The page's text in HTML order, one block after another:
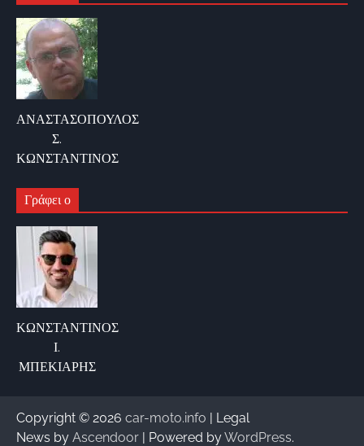
ΑΝΑΣΤΑΣΟΠΟΥΛΟΣ
Σ.
ΚΩΝΣΤΑΝΤΙΝΟΣ
Γράφει ο
ΚΩΝΣΤΑΝΤΙΝΟΣ
Ι.
ΜΠΕΚΙΑΡΗΣ
Copyright © 2026 car-moto.info | Legal
News by Ascendoor | Powered byWordPress.